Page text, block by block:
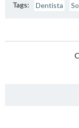
Tags: Dentista